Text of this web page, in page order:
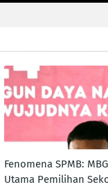
Fenomena SPMB:
Utama Pemilihan